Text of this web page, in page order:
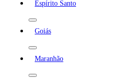
Espírito Santo
Goiás
Maranhão